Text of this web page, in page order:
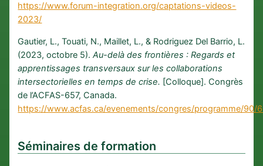
https://www.forum-integration.org/captations-videos-
2023/
Gautier, L., Touati, N., Maillet, L., & Rodriguez Del Barrio, L.
(2023, octobre 5).Au-delà des frontières : Regards et
apprentissages transversaux sur les collaborations
intersectorielles en temps de crise. [Colloque]. Congrès
de l’ACFAS-657, Canada.
https://www.acfas.ca/evenements/congres/programme/90/
Séminaires de formation